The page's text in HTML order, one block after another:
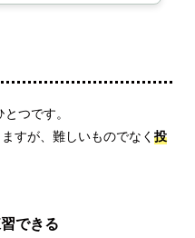
つです。
すが、難しいものでなく 投
できる